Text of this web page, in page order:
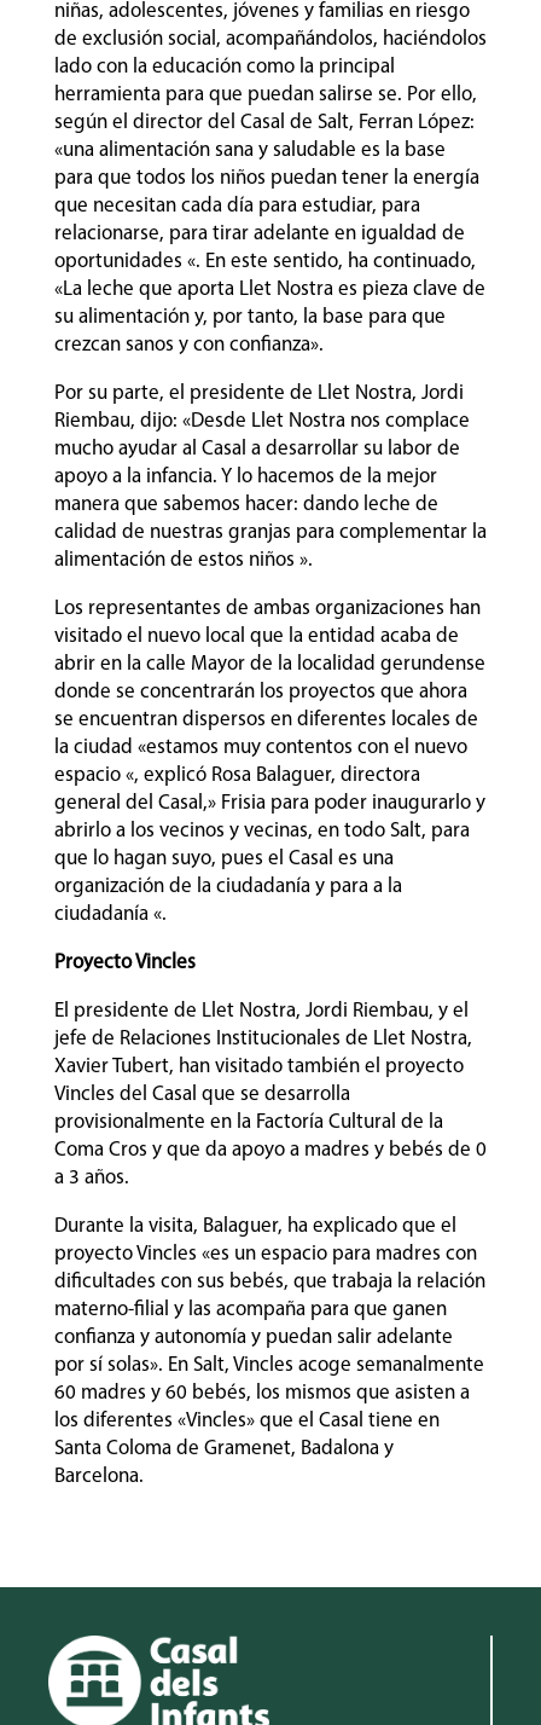
niñas, adolescentes, jóvenes y familias en riesgo
de exclusión social, acompañándolos, haciéndolos
lado con la educación como la principal
herramienta para que puedan salirse se. Por ello,
según el director del Casal de Salt, Ferran López:
«una alimentación sana y saludable es la base
para que todos los niños puedan tener la energía
que necesitan cada día para estudiar, para
relacionarse, para tirar adelante en igualdad de
oportunidades «. En este sentido, ha continuado,
«La leche que aporta Llet Nostra es pieza clave de
su alimentación y, por tanto, la base para que
crezcan sanos y con confianza».
Por su parte, el presidente de Llet Nostra, Jordi
Riembau, dijo: «Desde Llet Nostra nos complace
mucho ayudar al Casal a desarrollar su labor de
apoyo a la infancia. Y lo hacemos de la mejor
manera que sabemos hacer: dando leche de
calidad de nuestras granjas para complementar la
alimentación de estos niños ».
Los representantes de ambas organizaciones han
visitado el nuevo local que la entidad acaba de
abrir en la calle Mayor de la localidad gerundense
donde se concentrarán los proyectos que ahora
se encuentran dispersos en diferentes locales de
la ciudad «estamos muy contentos con el nuevo
espacio «, explicó Rosa Balaguer, directora
general del Casal,» Frisia para poder inaugurarlo y
abrirlo a los vecinos y vecinas, en todo Salt, para
que lo hagan suyo, pues el Casal es una
organización de la ciudadanía y para a la
ciudadanía «.
Proyecto Vincles
El presidente de Llet Nostra, Jordi Riembau, y el
jefe de Relaciones Institucionales de Llet Nostra,
Xavier Tubert, han visitado también el proyecto
Vincles del Casal que se desarrolla
provisionalmente en la Factoría Cultural de la
Coma Cros y que da apoyo a madres y bebés de 0
a 3 años.
Durante la visita, Balaguer, ha explicado que el
proyecto Vincles «es un espacio para madres con
dificultades con sus bebés, que trabaja la relación
materno-filial y las acompaña para que ganen
confianza y autonomía y puedan salir adelante
por sí solas». En Salt, Vincles acoge semanalmente
60 madres y 60 bebés, los mismos que asisten a
los diferentes «Vincles» que el Casal tiene en
Santa Coloma de Gramenet, Badalona y
Barcelona.